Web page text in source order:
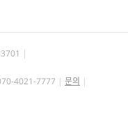
4021-7777
문의